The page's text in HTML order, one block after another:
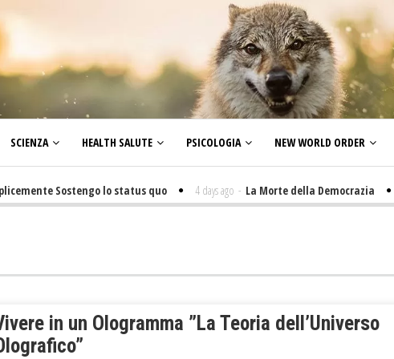
SCIENZA HEALTH SALUTE PSICOLOGIA NEW WORLD ORDER
Sostengo lo status quo 4 days ago - La Morte della Democrazia 5
in un Ologramma ”La Teoria dell’Universo